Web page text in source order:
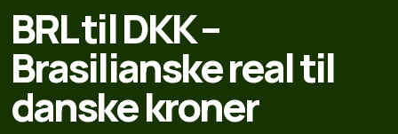
BRL til DKK –
Brasilianske real til
danske kroner